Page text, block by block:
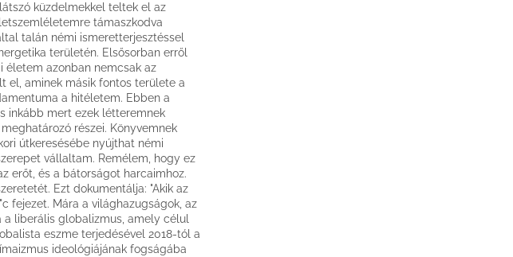
küzdelmekkel teltek el az
támaszkodva
talán némi ismeretterjesztéssel
területén. Elsősorban erről
életem azonban nemcsak az
el, aminek másik fontos területe a
a hitéletem. Ebben a
inkább mert ezek létteremnek
részei. Könyvemnek
útkeresésébe nyújthat némi
vállaltam. Remélem, hogy ez
erőt, és a bátorságot harcaimhoz.
Ezt dokumentálja: "Akik az
fejezet. Mára a világhazugságok, az
a liberális globalizmus, amely célul
eszme terjedésével 2018-tól a
ideológiájának fogságába